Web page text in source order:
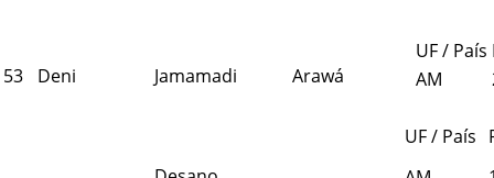
53 Deni Jamamadi Arawá
UF / País
AM
UF / País